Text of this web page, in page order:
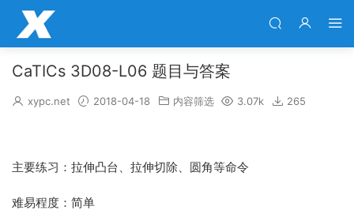
CaTICs 3D08-L06 题目与答案
xypc.net 2018-04-18 内容筛选 3.07k 265
主要练习：拉伸凸台、拉伸切除、圆角等命令
难易程度：简单